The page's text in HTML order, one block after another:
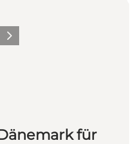
Weiter
für